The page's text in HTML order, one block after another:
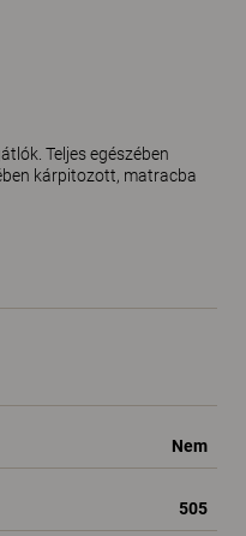
Teljes egészében
kárpitozott, matracba
Nem
505